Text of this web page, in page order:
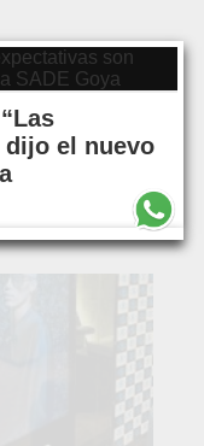
“Las
dijo el nuevo